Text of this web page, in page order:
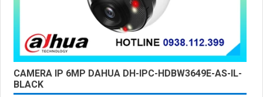
CAMERA IP 6MP DAHUA DH-IPC-HDBW3649E-AS-IL-
BLACK